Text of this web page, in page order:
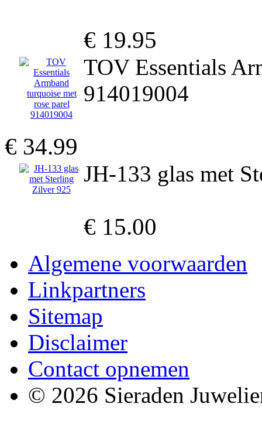
€ 19.95
TOV Essentials
914019004
€ 34.99
JH-133 glas met
€ 15.00
Algemene voorwaarden
Linkpartners
Sitemap
Disclaimer
Contact opnemen
© 2026 Sieraden